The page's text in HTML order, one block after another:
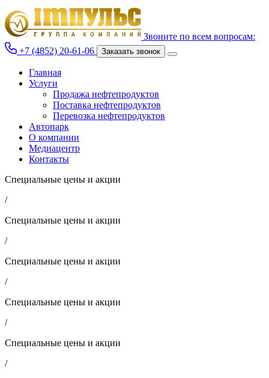
Звоните по всем вопросам:
+7 (4852) 20-61-06
Заказать звонок
Главная
Услуги
Продажа нефтепродуктов
Поставка нефтепродуктов
Перевозка нефтепродуктов
Автопарк
О компании
Медиацентр
Контакты
Специальные цены и акции
/
Специальные цены и акции
/
Специальные цены и акции
/
Специальные цены и акции
/
Специальные цены и акции
/